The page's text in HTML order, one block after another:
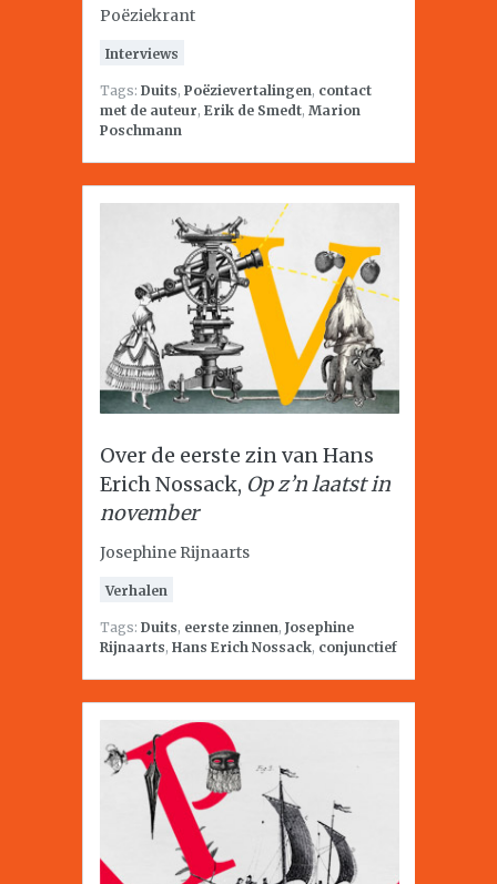
Poëziekrant
Interviews
Tags: Duits, Poëzievertalingen, contact
met de auteur, Erik de Smedt, Marion
Poschmann
Over de eerste zin van Hans
Erich Nossack, Op z’n laatst in
november
Josephine Rijnaarts
Verhalen
Tags: Duits, eerste zinnen, Josephine
Rijnaarts, Hans Erich Nossack, conjunctief